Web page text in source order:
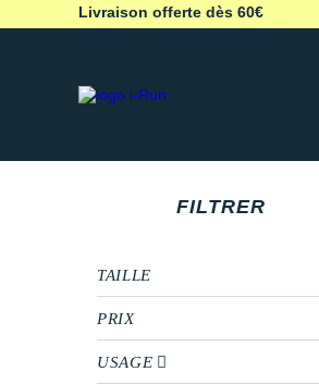
Livraison offerte dès 60€
FILTRER
TAILLE
PRIX
USAGE